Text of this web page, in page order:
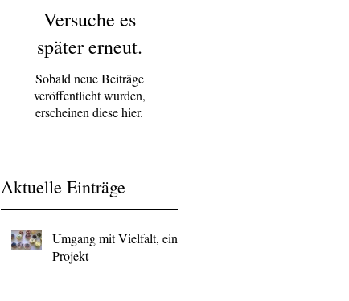
Versuche es
später erneut.
Sobald neue Beiträge
veröffentlicht wurden,
erscheinen diese hier.
Aktuelle Einträge
Umgang mit Vielfalt, ein
Projekt